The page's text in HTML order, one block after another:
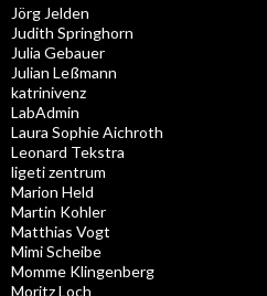
Jörg Jelden
Judith Springhorn
Julia Gebauer
Julian Leßmann
katrinivenz
LabAdmin
Laura Sophie Aichroth
Leonard Tekstra
ligeti zentrum
Marion Held
Martin Kohler
Matthias Vogt
Mimi Scheibe
Momme Klingenberg
Moritz Loch